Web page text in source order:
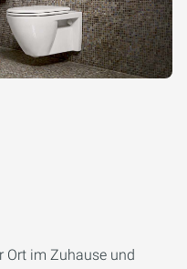
Ort im Zuhause und